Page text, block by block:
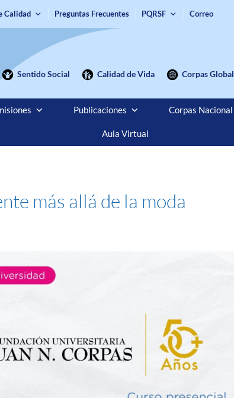
Calidad Preguntas Frecuentes PQRSF Correo
Sentido Social Calidad de Vida Corpas Global
Publicaciones Corpas Nacional
Aula Virtual
más allá de la moda